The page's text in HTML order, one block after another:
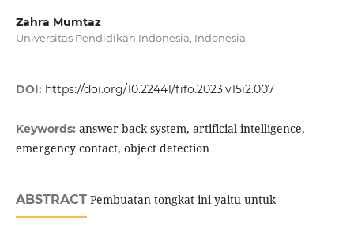
Zahra Mumtaz
Universitas Pendidikan Indonesia, Indonesia
DOI: https://doi.org/10.22441/fifo.2023.v15i2.007
Keywords: answer back system, artificial intelligence,
emergency contact, object detection
ABSTRACTPembuatan tongkat ini yaitu untuk